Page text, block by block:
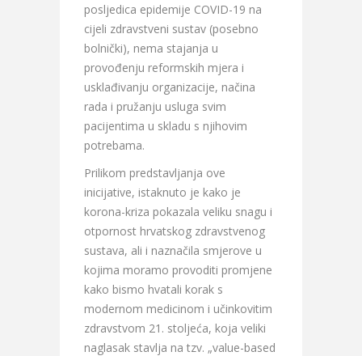
posljedica epidemije COVID-19 na
cijeli zdravstveni sustav (posebno
bolnički), nema stajanja u
provođenju reformskih mjera i
usklađivanju organizacije, načina
rada i pružanju usluga svim
pacijentima u skladu s njihovim
potrebama.
Prilikom predstavljanja ove
inicijative, istaknuto je kako je
korona-kriza pokazala veliku snagu i
otpornost hrvatskog zdravstvenog
sustava, ali i naznačila smjerove u
kojima moramo provoditi promjene
kako bismo hvatali korak s
modernom medicinom i učinkovitim
zdravstvom 21. stoljeća, koja veliki
naglasak stavlja na tzv. „value-based